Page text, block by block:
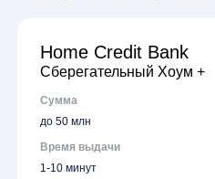
Home Credit Bank
Сберегательный Хоум +
Сумма
до 50 млн
Время выдачи
1-10 минут